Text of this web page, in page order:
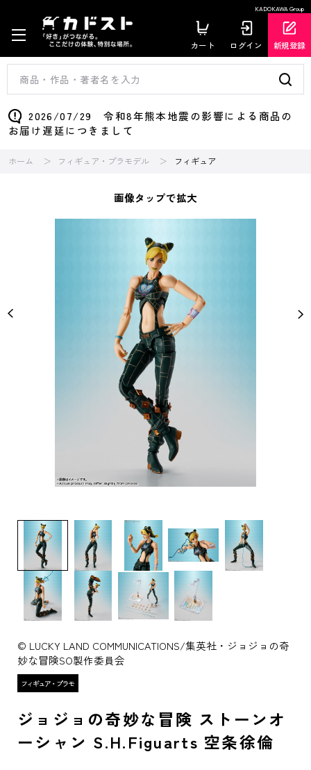
KADOKAWA Group
カート ログイン 新規登録
2026/07/29 令和8年熊本地震の影響による商品の
お届け遅延につきまして
ホーム フィギュア・プラモデル フィギュア
画像タップで拡大
© LUCKY LAND COMMUNICATIONS/集英社・ジョジョの奇
妙な冒険SO製作委員会
ジョジョの奇妙な冒険 ストーンオ
ーシャン S.H.Figuarts 空条徐倫